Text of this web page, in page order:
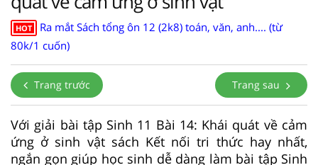
HOT
Ra mắt Sách tổng ôn 12 (2k8) toán, văn, anh.... (từ
80k/1 cuốn)
Trang trước Trang sau
Với giải bài tập Sinh 11 Bài 14: Khái quát về cảm
ứng ở sinh vật sách Kết nối tri thức hay nhất,
ngắn gọn giúp học sinh dễ dàng làm bài tập Sinh